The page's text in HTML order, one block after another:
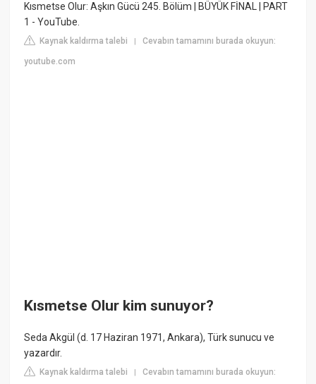
Kısmetse Olur: Aşkın Gücü 245. Bölüm | BÜYÜK FİNAL | PART
1 - YouTube.
Kaynak kaldırma talebi |Cevabın tamamını burada okuyun:
youtube.com
Kısmetse Olur kim sunuyor?
Seda Akgül (d. 17 Haziran 1971, Ankara), Türk sunucu ve
yazardır.
Kaynak kaldırma talebi |Cevabın tamamını burada okuyun: